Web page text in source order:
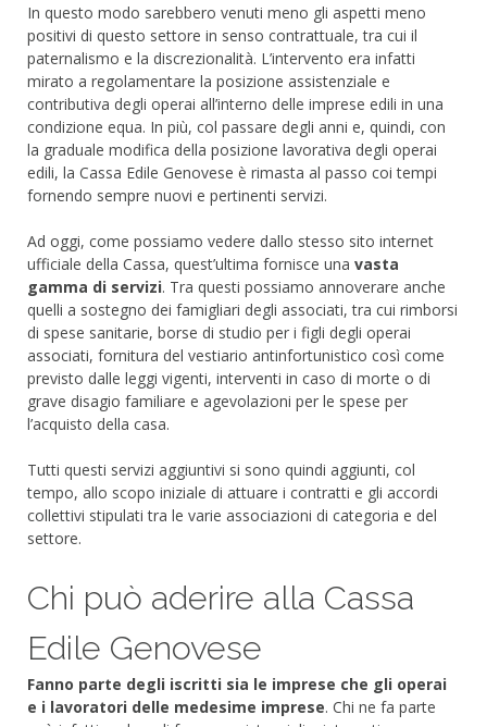
In questo modo sarebbero venuti meno gli aspetti meno
positivi di questo settore in senso contrattuale, tra cui il
paternalismo e la discrezionalità. L’intervento era infatti
mirato a regolamentare la posizione assistenziale e
contributiva degli operai all’interno delle imprese edili in una
condizione equa. In più, col passare degli anni e, quindi, con
la graduale modifica della posizione lavorativa degli operai
edili, la Cassa Edile Genovese è rimasta al passo coi tempi
fornendo sempre nuovi e pertinenti servizi.
Ad oggi, come possiamo vedere dallo stesso sito internet
ufficiale della Cassa, quest’ultima fornisce una vasta
gamma di servizi. Tra questi possiamo annoverare anche
quelli a sostegno dei famigliari degli associati, tra cui rimborsi
di spese sanitarie, borse di studio per i figli degli operai
associati, fornitura del vestiario antinfortunistico così come
previsto dalle leggi vigenti, interventi in caso di morte o di
grave disagio familiare e agevolazioni per le spese per
l’acquisto della casa.
Tutti questi servizi aggiuntivi si sono quindi aggiunti, col
tempo, allo scopo iniziale di attuare i contratti e gli accordi
collettivi stipulati tra le varie associazioni di categoria e del
settore.
Chi può aderire alla Cassa
Edile Genovese
Fanno parte degli iscritti sia le imprese che gli operai
e i lavoratori delle medesime imprese. Chi ne fa parte